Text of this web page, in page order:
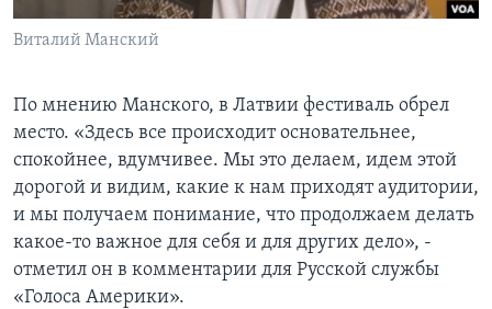
Виталий Манский
По мнению Манского, в Латвии фестиваль обрел
место. «Здесь все происходит основательнее,
спокойнее, вдумчивее. Мы это делаем, идем этой
дорогой и видим, какие к нам приходят аудитории,
и мы получаем понимание, что продолжаем делать
какое-то важное для себя и для других дело», -
отметил он в комментарии для Русской службы
«Голоса Америки».